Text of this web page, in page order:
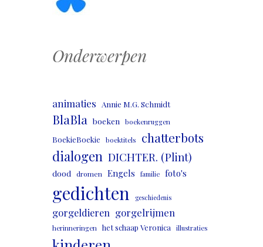
Onderwerpen
animaties Annie M.G. Schmidt
BlaBla boeken boekenruggen
BoekieBoekie boektitels chatterbots
dialogen DICHTER. (Plint)
dood dromen Engels familie foto's
gedichten geschiedenis
gorgeldieren gorgelrijmen
herinneringen het schaap Veronica illustraties